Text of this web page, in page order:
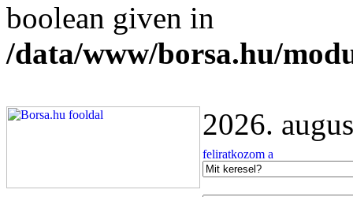
boolean given in
/data/www/borsa.hu/
2026.